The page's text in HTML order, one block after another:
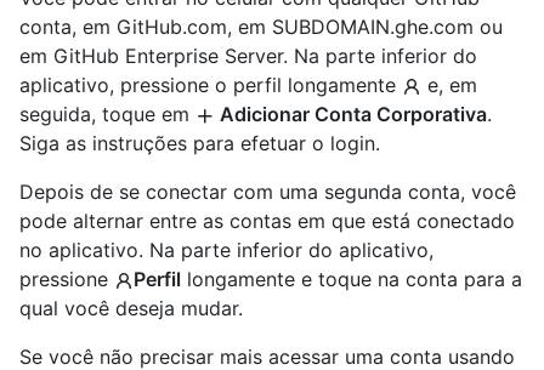
conta, em GitHub.com, em SUBDOMAIN.ghe.com ou
em GitHub Enterprise Server. Na parte inferior do
aplicativo, pressione o perfil longamente
e, em
seguida, toque em
Adicionar Conta Corporativa.
Siga as instruções para efetuar o login.
Depois de se conectar com uma segunda conta, você
pode alternar entre as contas em que está conectado
no aplicativo. Na parte inferior do aplicativo,
pressione
Perfil longamente e toque na conta para a
qual você deseja mudar.
Se você não precisar mais acessar uma conta usando